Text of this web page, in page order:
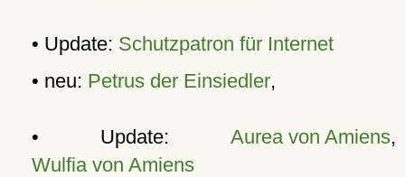
• Update: Schutzpatron für Internet
• neu: Petrus der Einsiedler,
• Update: Aurea von Amiens,
Wulfia von Amiens